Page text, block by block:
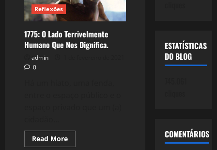
Reflexões
1775: O Lado Terrivelmente
Humano Que Nos Dignifica.
admin
0
Read MoreRead
more
ESTATÍSTICAS
DO BLOG
COMENTÁRIOS